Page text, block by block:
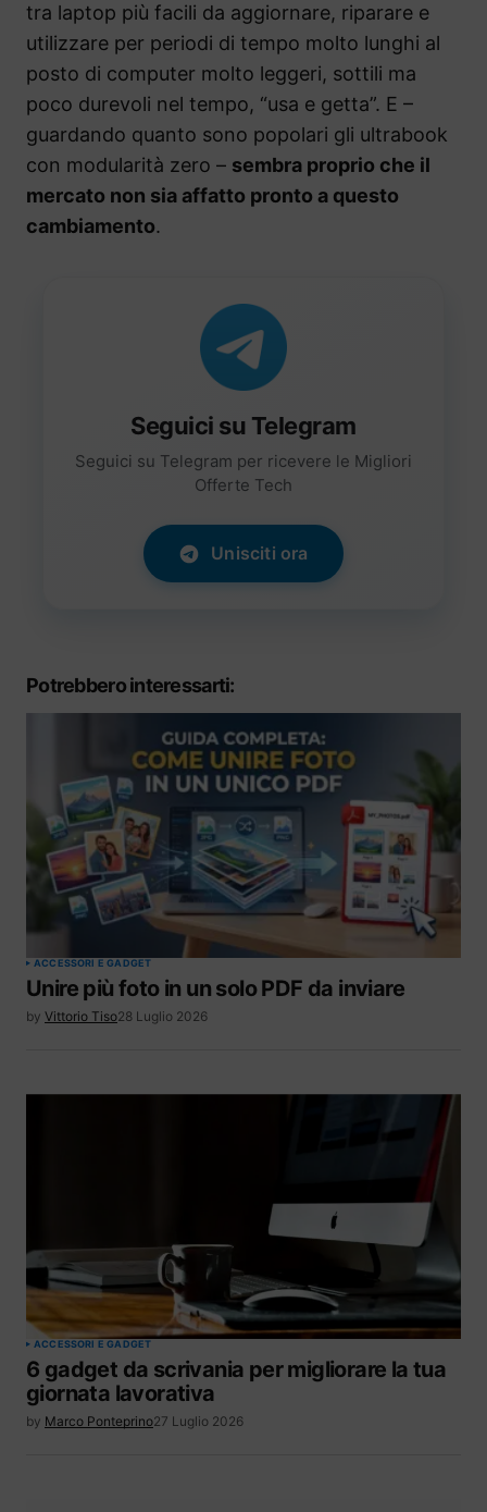
tra laptop più facili da aggiornare, riparare e
utilizzare per periodi di tempo molto lunghi al
posto di computer molto leggeri, sottili ma
poco durevoli nel tempo, “usa e getta”. E –
guardando quanto sono popolari gli ultrabook
con modularità zero – sembra proprio che il
mercato non sia affatto pronto a questo
cambiamento.
Seguici su Telegram
Seguici su Telegram per ricevere le Migliori
Offerte Tech
Unisciti ora
Potrebbero interessarti:
ACCESSORI E GADGET
Unire più foto in un solo PDF da inviare
by Vittorio Tiso28 Luglio 2026
ACCESSORI E GADGET
6 gadget da scrivania per migliorare la tua
giornata lavorativa
by Marco Ponteprino27 Luglio 2026